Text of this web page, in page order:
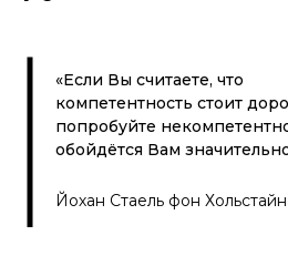
«Если Вы считаете, что
компетентность стоит
попробуйте
обойдётся Вам
Йохан Стаель фон Хольстайн